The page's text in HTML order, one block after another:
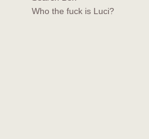
Who the fuck is Luci?